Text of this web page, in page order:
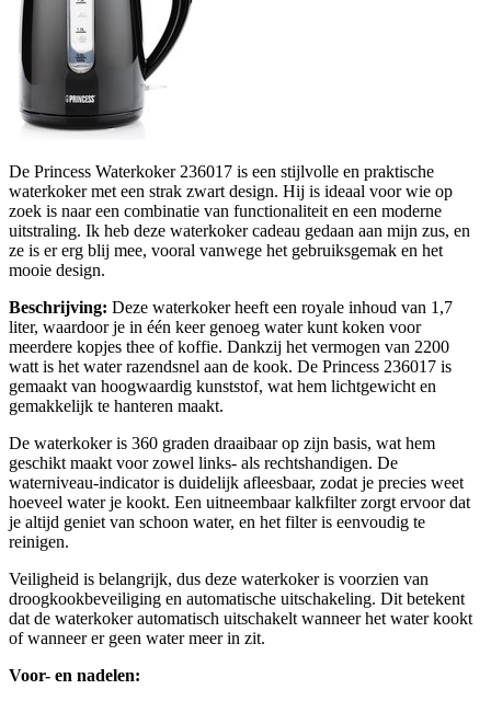
De Princess Waterkoker 236017 is een stijlvolle en praktische
waterkoker met een strak zwart design. Hij is ideaal voor wie op
zoek is naar een combinatie van functionaliteit en een moderne
uitstraling. Ik heb deze waterkoker cadeau gedaan aan mijn zus, en
ze is er erg blij mee, vooral vanwege het gebruiksgemak en het
mooie design.
Beschrijving: Deze waterkoker heeft een royale inhoud van 1,7
liter, waardoor je in één keer genoeg water kunt koken voor
meerdere kopjes thee of koffie. Dankzij het vermogen van 2200
watt is het water razendsnel aan de kook. De Princess 236017 is
gemaakt van hoogwaardig kunststof, wat hem lichtgewicht en
gemakkelijk te hanteren maakt.
De waterkoker is 360 graden draaibaar op zijn basis, wat hem
geschikt maakt voor zowel links- als rechtshandigen. De
waterniveau-indicator is duidelijk afleesbaar, zodat je precies weet
hoeveel water je kookt. Een uitneembaar kalkfilter zorgt ervoor dat
je altijd geniet van schoon water, en het filter is eenvoudig te
reinigen.
Veiligheid is belangrijk, dus deze waterkoker is voorzien van
droogkookbeveiliging en automatische uitschakeling. Dit betekent
dat de waterkoker automatisch uitschakelt wanneer het water kookt
of wanneer er geen water meer in zit.
Voor- en nadelen: